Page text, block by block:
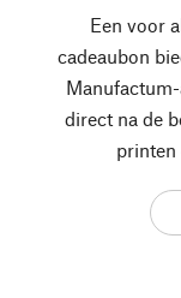
Een voor
cadeaubon
direct na de
printen